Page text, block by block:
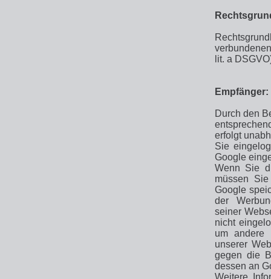
lit. a
Empfänger:
Durch den
erfolgt
Sie
Google
Wenn Sie
müssen
Google
der
seiner
nicht
um andere
unserer
gegen die
dessen an